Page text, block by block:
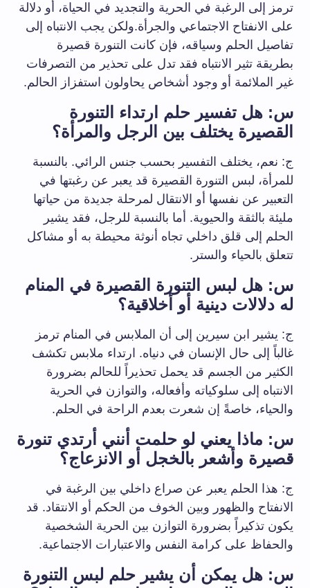
ترمز إلى الرغبة في الحرية والتجديد في الحياة، أو دلالة
على الانفتاح الاجتماعي والجرأة.ولكن يجب الانتباه إلى
تفاصيل الحلم وسياقه، فإن كانت التنورة قصيرة
بطريقة تثير الانتباه فقد تدل على تحذير من التصرفات
غير الملائمة أو وجود أشخاص يحاولون استفزاز الحالم.
س: هل تفسير حلم ارتداء التنورة
القصيرة يختلف بين الرجل والمرأة؟
ج: نعم، يختلف التفسير بحسب جنس الرائي. بالنسبة
للمرأة، لبس التنورة القصيرة قد يعبر عن رغبتها في
التعبير عن نفسها أو الانتقال لمرحلة جديدة من حياتها
مليئة بالثقة والحيوية. أما بالنسبة للرجل، فقد يشير
الحلم إلى قلق داخلي تجاه أنوثة محيطة به أو مشاكل
تتعلق بالحياء والستر.
س: هل لبس التنورة القصيرة في المنام
له دلالات دينية أو أخلاقية؟
ج: يشير ابن سيرين إلى أن الملابس في المنام ترمز
غالباً إلى حال الإنسان في دنياه. ارتداء ملابس تكشف
الكثير من الجسم قد يحمل تحذيراً للحالم بضرورة
الانتباه إلى سلوكياته وأفعاله، والتوازن في الحرية
والحياء، خاصةً إن شعرت بعدم الراحة في الحلم.
س: ماذا يعني لو حلمت أنني أرتدي تنورة
قصيرة وأشعر بالخجل أو الانزعاج؟
ج: هذا الحلم يعبر عن صراع داخلي بين الرغبة في
الانفتاح والظهور وبين الخوف من الحكم أو الانتقاد. قد
يكون تذكيراً بضرورة التوازن بين الحرية الشخصية
والحفاظ على كرامة النفس والاعتبارات الاجتماعية.
س: هل يمكن أن يشير حلم لبس التنورة